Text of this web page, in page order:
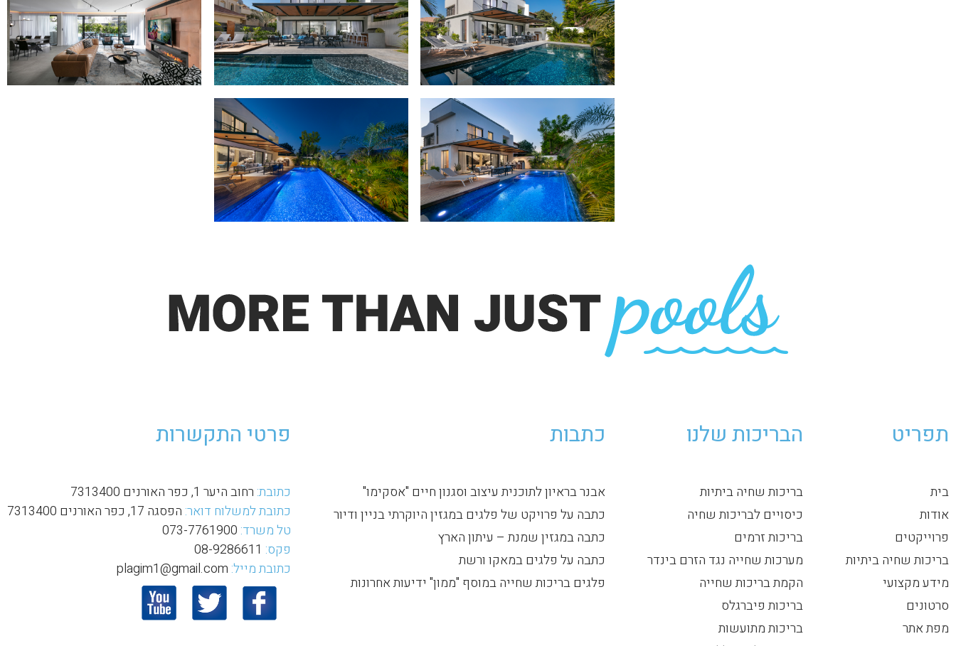
תפריט
בית
אודות
פרוייקטים
בריכות שחיה ביתיות
מידע מקצועי
סרטונים
מפת אתר
הבריכות שלנו
בריכות שחיה ביתיות
כיסויים לבריכות שחיה
בריכות זרמים
מערכות שחייה נגד הזרם בינדר
הקמת בריכות שחייה
בריכות פיברגלס
בריכות מתועשות
כתבות
אבנר בראיון לתוכנית עיצוב וסגנון חיים "אסקימו"
כתבה על פרויקט של פלגים במגזין היוקרתי בניין ודיור
כתבה במגזין שמנת – עיתון הארץ
כתבה על פלגים במאקו ורשת
פלגים בריכות שחייה במוסף "ממון" ידיעות אחרונות
פרטי התקשרות
כתובת: רחוב היער 1, כפר האורנים 7313400
כתובת למשלוח דואר: הפסגה 17, כפר האורנים 7313400
טל משרד: 073-7761900
פקס:
כתובת מייל: plagim1@gmail.com